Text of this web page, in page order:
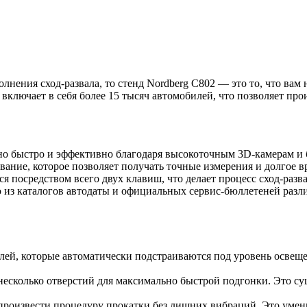
сход-развала, то стенд Nordberg C802 — это то, что
в себя более 15 тысяч автомобилей, что позволяет
быстро и эффективно благодаря высокоточным 3D-камерам и
которое позволяет получать точные измерения и долгое
всего двух клавиш, что делает процесс сход-
каталогов автодаты и официальных сервис-бюллетеней
которые автоматически подстраиваются под уровень
отверстий для максимально быстрой подгонки. Это